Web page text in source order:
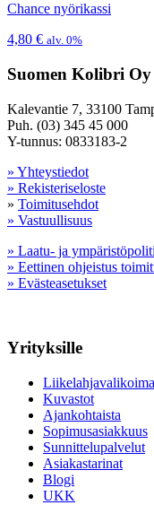
Chance nyörikassi
4,80 € alv. 0%
Suomen Kolibri Oy
Kalevantie 7, 33100
Puh. (03) 345 45 000
Y-tunnus: 0833183-2
» Yhteystiedot
» Rekisteriseloste
» Toimitusehdot
» Vastuullisuus
» Laatu- ja
» Eettinen ohjeistus
» Evästeasetukset
Yrityksille
Liikelahjavalikoima
Kuvastot
Ajankohtaista
Sopimusasiakkuus
Sunnittelupalvelut
Asiakastarinat
Blogi
UKK